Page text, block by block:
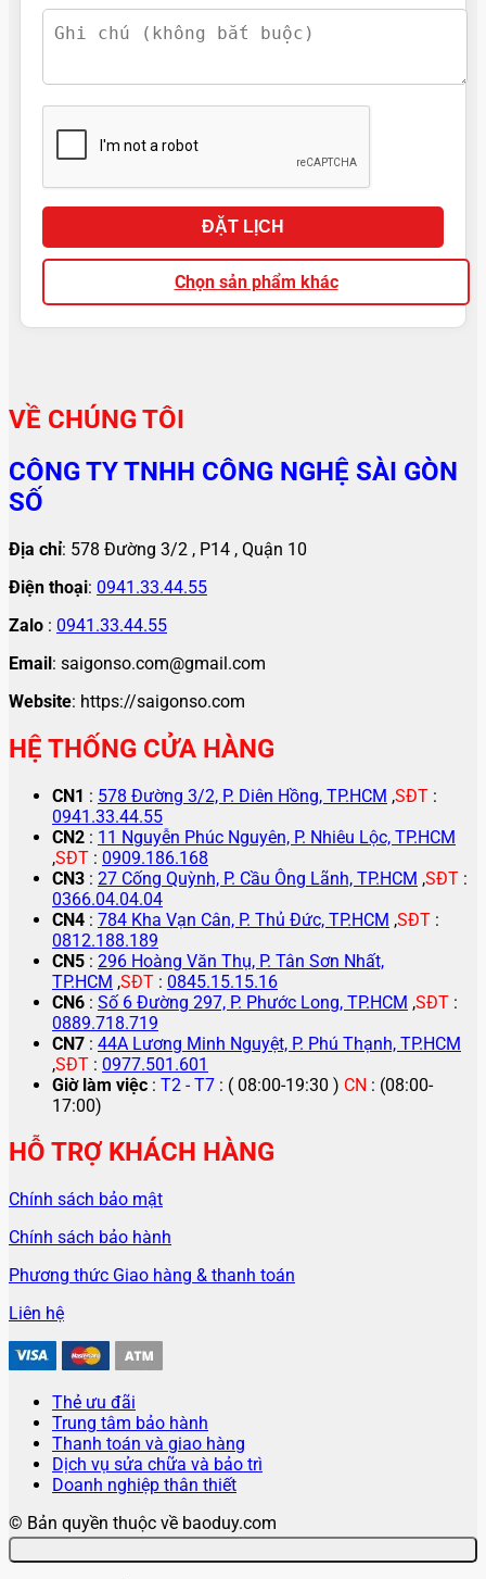
ĐẶT LỊCH
Chọn sản phẩm khác
VỀ CHÚNG TÔI
CÔNG TY TNHH CÔNG NGHỆ SÀI GÒN
SỐ
Địa chỉ: 578 Đường 3/2 , P14 , Quận 10
Điện thoại: 0941.33.44.55
Zalo : 0941.33.44.55
Email: saigonso.com@gmail.com
Website: https://saigonso.com
HỆ THỐNG CỬA HÀNG
CN1 : 578 Đường 3/2, P. Diên Hồng, TP.HCM ,SĐT :
0941.33.44.55
CN2 : 11 Nguyễn Phúc Nguyên, P. Nhiêu Lộc, TP.HCM
,SĐT : 0909.186.168
CN3 : 27 Cống Quỳnh, P. Cầu Ông Lãnh, TP.HCM ,SĐT :
0366.04.04.04
CN4 : 784 Kha Vạn Cân, P. Thủ Đức, TP.HCM ,SĐT :
0812.188.189
CN5 : 296 Hoàng Văn Thụ, P. Tân Sơn Nhất,
TP.HCM ,SĐT : 0845.15.15.16
CN6 : Số 6 Đường 297, P. Phước Long, TP.HCM ,SĐT :
0889.718.719
CN7 : 44A Lương Minh Nguyệt, P. Phú Thạnh, TP.HCM
,SĐT : 0977.501.601
Giờ làm việc : T2 - T7 : ( 08:00-19:30 ) CN : (08:00-
17:00)
HỖ TRỢ KHÁCH HÀNG
Chính sách bảo mật
Chính sách bảo hành
Phương thức Giao hàng & thanh toán
Liên hệ
Thẻ ưu đãi
Trung tâm bảo hành
Thanh toán và giao hàng
Dịch vụ sửa chữa và bảo trì
Doanh nghiệp thân thiết
© Bản quyền thuộc về baoduy.com